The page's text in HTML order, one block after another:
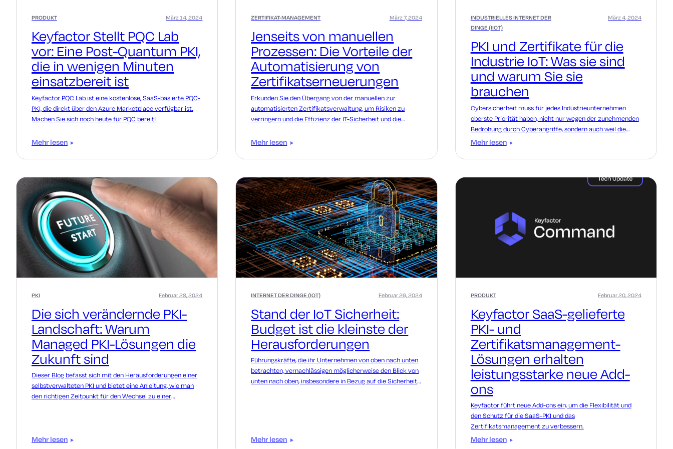
PRODUKT
Keyfactor Stellt PQC Lab
vor: Eine Post-Quantum PKI,
die in wenigen Minuten
einsatzbereit ist
März 14, 2024
Keyfactor PQC Lab ist eine kostenlose, SaaS-basierte PQC-
PKI, die direkt über den Azure Marketplace verfügbar ist.
Machen Sie sich noch heute für PQC bereit!
Mehr lesen
ZERTIFIKAT-MANAGEMENT
Jenseits von manuellen
Prozessen: Die Vorteile der
Automatisierung von
Zertifikatserneuerungen
März 7, 2024
Erkunden Sie den Übergang von der manuellen zur
automatisierten Zertifikatsverwaltung, um Risiken zu
verringern und die Effizienz der IT-Sicherheit und die
Mehr lesen
INDUSTRIELLES INTERNET DER
DINGE (IIOT)
PKI und Zertifikate für die
Industrie IoT: Was sie sind
und warum Sie sie
brauchen
März 4, 2024
Cybersicherheit muss für jedes Industrieunternehmen
oberste Priorität haben, nicht nur wegen der zunehmenden
Bedrohung durch Cyberangriffe, sondern auch weil die
Einhaltung von Sicherheitsvorschriften wie dem Cyber
Mehr lesen
PKI
Die sich verändernde PKI-
Landschaft: Warum
Managed PKI-Lösungen die
Zukunft sind
Februar 28, 2024
Dieser Blog befasst sich mit den Herausforderungen einer
selbstverwalteten PKI und bietet eine Anleitung, wie man
den richtigen Zeitpunkt für den Wechsel zu einer
Mehr lesen
INTERNET DER DINGE (IOT)
Stand der IoT Sicherheit:
Budget ist die kleinste der
Herausforderungen
Februar 26, 2024
Führungskräfte, die ihr Unternehmen von oben nach unten
betrachten, vernachlässigen möglicherweise den Blick von
unten nach oben, insbesondere in Bezug auf die Sicherheit
Mehr lesen
PRODUKT
Keyfactor SaaS-gelieferte
PKI- und
Zertifikatsmanagement-
Lösungen erhalten
leistungsstarke neue Add-
ons
Februar 20, 2024
Keyfactor führt neue Add-ons ein, um die Flexibilität und
den Schutz für die SaaS-PKI und das
Zertifikatsmanagement zu verbessern.
Mehr lesen